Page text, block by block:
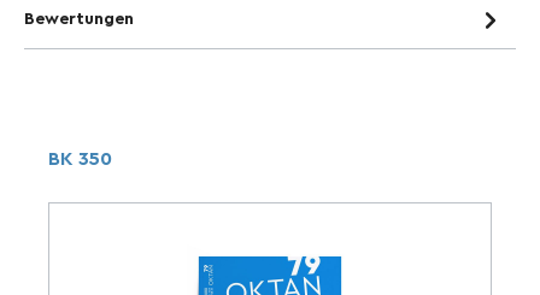
Bewertungen
BK 350